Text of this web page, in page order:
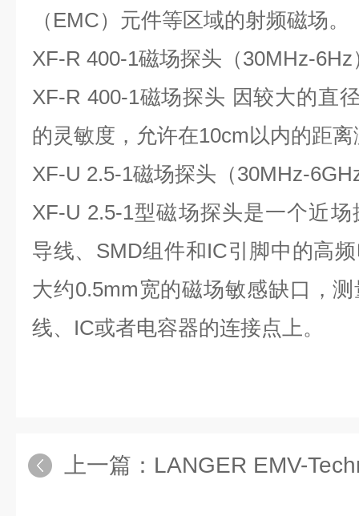
（EMC）元件等区域的射频磁场。
XF-R 400-1磁场探头（30MHz-6Hz
XF-R 400-1磁场探头 因较大的直
的灵敏度，允许在10cm以内的距
XF-U 2.5-1磁场探头（30MHz-
XF-U 2.5-1型磁场探头是一个近
导线、SMD组件和IC引脚中的高
大约0.5mm宽的磁场敏感缺口，
线、IC或者电容器的连接点上。
上一篇： LANGER EMV-Technik